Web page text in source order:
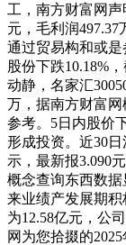
工，南方财富网
元，毛利润
通过贸易构和或
股份下跌10.18%
动静，名家汇
万，据南方财富
参考。5日内股价
形成投资。近30
示，最新报3.090
概念查询东西数
来业绩产发展期
为12.58亿元，公
网为您拾掇的